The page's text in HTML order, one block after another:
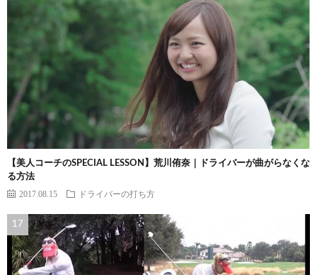
【美人コーチのSPECIAL LESSON】荒川侑奈｜ドライバーが曲がらなくな
る方法
2017.08.15 ドライバーの打ち方